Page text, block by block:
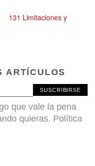
131 Limitaciones y
ARTÍCULOS
SUSCRIBIRSE
que vale la pena
quieras. Política